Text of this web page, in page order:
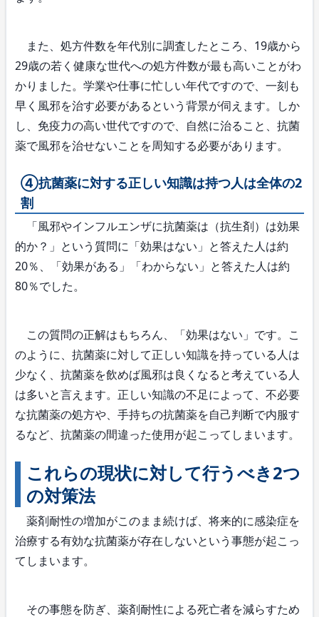
また、処方件数を年代別に調査したところ、19歳から
29歳の若く健康な世代への処方件数が最も高いことがわ
かりました。学業や仕事に忙しい年代ですので、一刻も
早く風邪を治す必要があるという背景が伺えます。しか
し、免疫力の高い世代ですので、自然に治ること、抗菌
薬で風邪を治せないことを周知する必要があります。
④抗菌薬に対する正しい知識は持つ人は全体の2
割
「風邪やインフルエンザに抗菌薬は（抗生剤）は効果
的か？」という質問に「効果はない」と答えた人は約
20％、「効果がある」「わからない」と答えた人は約
80％でした。
この質問の正解はもちろん、「効果はない」です。こ
のように、抗菌薬に対して正しい知識を持っている人は
少なく、抗菌薬を飲めば風邪は良くなると考えている人
は多いと言えます。正しい知識の不足によって、不必要
な抗菌薬の処方や、手持ちの抗菌薬を自己判断で内服す
るなど、抗菌薬の間違った使用が起こってしまいます。
これらの現状に対して行うべき2つ
の対策法
薬剤耐性の増加がこのまま続けば、将来的に感染症を
治療する有効な抗菌薬が存在しないという事態が起こっ
てしまいます。
その事態を防ぎ、薬剤耐性による死亡者を減らすため